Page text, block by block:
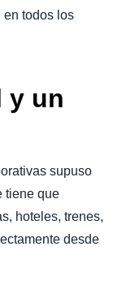
en todos los
y un
supuso
tiene que
hoteles, trenes,
desde